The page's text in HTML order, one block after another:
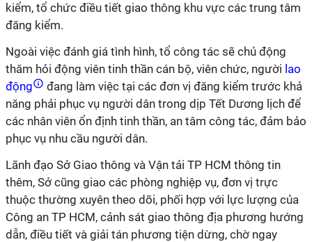
kiểm, tổ chức điều tiết giao thông khu vực các trung tâm
đăng kiểm.
Ngoài việc đánh giá tình hình, tổ công tác sẽ chủ động
thăm hỏi động viên tinh thần cán bộ, viên chức, người lao
động
đang làm việc tại các đơn vị đăng kiểm trước khả
năng phải phục vụ người dân trong dịp Tết Dương lịch để
các nhân viên ổn định tinh thần, an tâm công tác, đảm bảo
phục vụ nhu cầu người dân.
Lãnh đạo Sở Giao thông và Vận tải TP HCM thông tin
thêm, Sở cũng giao các phòng nghiệp vụ, đơn vị trực
thuộc thường xuyên theo dõi, phối hợp với lực lượng của
Công an TP HCM, cảnh sát giao thông địa phương hướng
dẫn, điều tiết và giải tán phương tiện dừng, chờ ngay